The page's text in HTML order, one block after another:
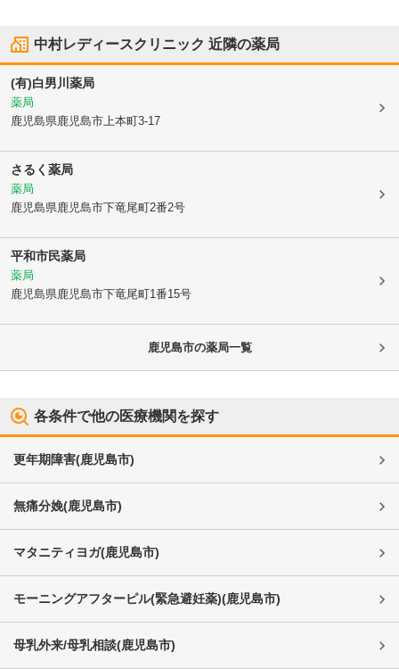
中村レディースクリニック 近隣の薬局
(有)白男川薬局
薬局
鹿児島県鹿児島市上本町3-17
さるく薬局
薬局
鹿児島県鹿児島市下竜尾町2番2号
平和市民薬局
薬局
鹿児島県鹿児島市下竜尾町1番15号
鹿児島市の薬局一覧
各条件で他の医療機関を探す
更年期障害(鹿児島市)
無痛分娩(鹿児島市)
マタニティヨガ(鹿児島市)
モーニングアフターピル(緊急避妊薬)(鹿児島市)
母乳外来/母乳相談(鹿児島市)